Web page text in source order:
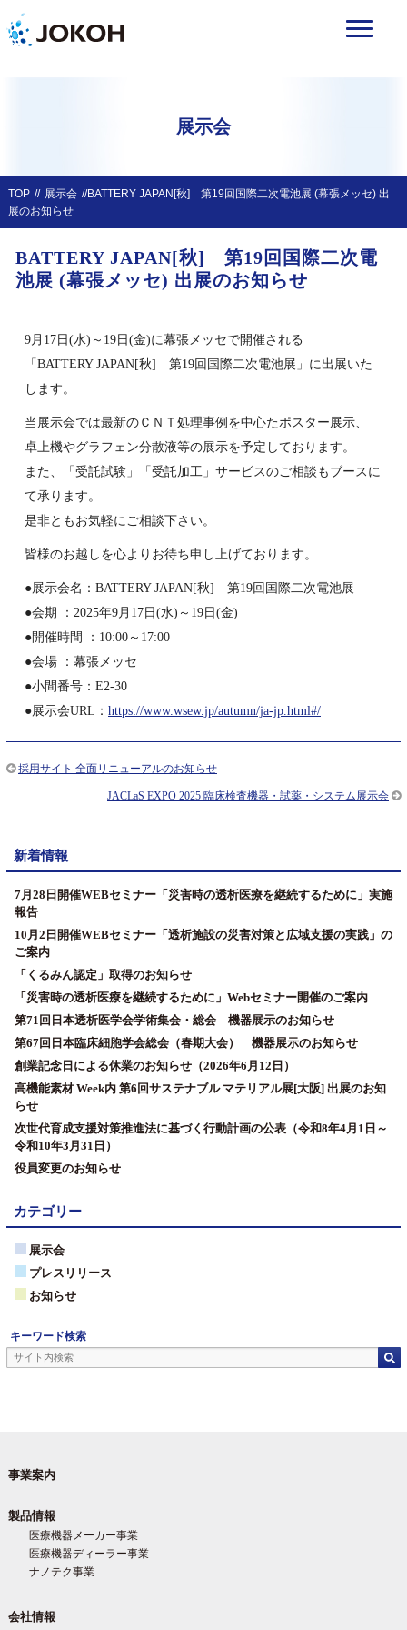
展示会
TOP 展示会
BATTERY JAPAN[秋] 第19回国際二次電池展 (幕張メッセ) 出
展のお知らせ
BATTERY JAPAN[秋] 第19回国際二次電
池展 (幕張メッセ) 出展のお知らせ
9月17日(水)～19日(金)に幕張メッセで開催される
「BATTERY JAPAN[秋] 第19回国際二次電池展」に出展いた
します。
当展示会では最新のＣＮＴ処理事例を中心たポスター展示、
卓上機やグラフェン分散液等の展示を予定しております。
また、「受託試験」「受託加工」サービスのご相談もブースに
て承ります。
是非ともお気軽にご相談下さい。
皆様のお越しを心よりお待ち申し上げております。
●展示会名：BATTERY JAPAN[秋] 第19回国際二次電池展
●会期 ：2025年9月17日(水)～19日(金)
●開催時間 ：10:00～17:00
●会場 ：幕張メッセ
●小間番号：E2-30
●展示会URL： https://www.wsew.jp/autumn/ja-jp.html#/
採用サイト 全面リニューアルのお知らせ
JACLaS EXPO 2025 臨床検査機器・試薬・システム展示会
新着情報
7月28日開催WEBセミナー「災害時の透析医療を継続するために」実施
報告
10月2日開催WEBセミナー「透析施設の災害対策と広域支援の実践」の
ご案内
「くるみん認定」取得のお知らせ
「災害時の透析医療を継続するために」Webセミナー開催のご案内
第71回日本透析医学会学術集会・総会 機器展示のお知らせ
第67回日本臨床細胞学会総会（春期大会） 機器展示のお知らせ
創業記念日による休業のお知らせ（2026年6月12日）
高機能素材 Week内 第6回サステナブル マテリアル展[大阪] 出展のお知
らせ
次世代育成支援対策推進法に基づく行動計画の公表（令和8年4月1日～
令和10年3月31日）
役員変更のお知らせ
カテゴリー
お知らせ
プレスリリース
展示会
キーワード検索
事業案内
製品情報
医療機器メーカー事業
医療機器ディーラー事業
ナノテク事業
会社情報